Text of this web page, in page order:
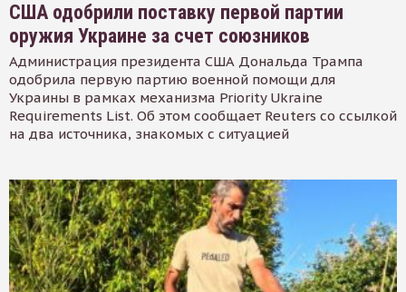
США одобрили поставку первой партии
оружия Украине за счет союзников
Администрация президента США Дональда Трампа
одобрила первую партию военной помощи для
Украины в рамках механизма Priority Ukraine
Requirements List. Об этом сообщает Reuters со ссылкой
на два источника, знакомых с ситуацией